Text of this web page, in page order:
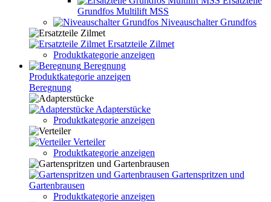
Grundfos Multilift MSS
Niveauschalter Grundfos
Ersatzteile Zilmet
Produktkategorie anzeigen
Beregnung
Produktkategorie anzeigen
Beregnung
Adapterstücke
Produktkategorie anzeigen
Verteiler
Produktkategorie anzeigen
Gartenspritzen und
Gartenbrausen
Produktkategorie anzeigen